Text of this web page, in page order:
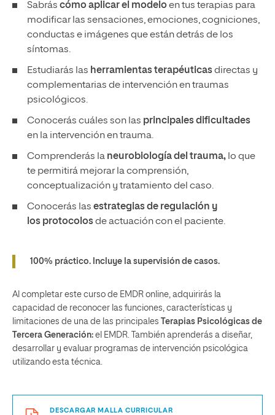
Sabrás cómo aplicar el modeloen tus terapias para
modificar las sensaciones, emociones, cogniciones,
conductas e imágenes que están detrás de los
síntomas.
Estudiarás las herramientas terapéuticasdirectas y
complementarias de intervención en traumas
psicológicos.
Conocerás cuáles son las principales dificultades
en la intervención en trauma.
Comprenderás la neurobiología del trauma, lo que
te permitirá mejorar la comprensión,
conceptualización y tratamiento del caso.
Conocerás las estrategias de regulación y
los protocolosde actuación con el paciente.
100% práctico. Incluye la supervisión de casos.
Al completar este curso de EMDR online, adquirirás la
capacidad de reconocer las funciones, características y
limitaciones de una de las principales
Terapias Psicológicas de
Tercera Generación: el EMDR. También aprenderás a diseñar,
desarrollar y evaluar programas de intervención psicológica
utilizando esta técnica.
DESCARGAR MALLA CURRICULAR